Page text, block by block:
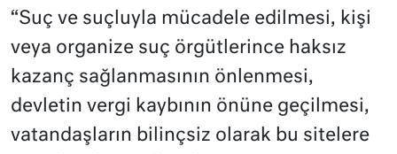
“Suç ve suçluyla mücadele edilmesi, kişi
veya organize suç örgütlerince haksız
kazanç sağlanmasının önlenmesi,
devletin vergi kaybının önüne geçilmesi,
vatandaşların bilinçsiz olarak bu sitelere